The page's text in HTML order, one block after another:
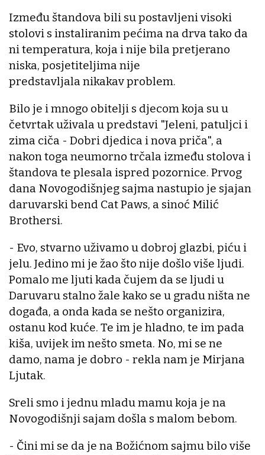
Između štandova bili su postavljeni visoki
stolovi s instaliranim pećima na drva tako da
ni temperatura, koja i nije bila pretjerano
niska, posjetiteljima nije
predstavljala nikakav problem.
Bilo je i mnogo obitelji s djecom koja su u
četvrtak uživala u predstavi "Jeleni, patuljci i
zima ciča - Dobri djedica i nova priča", a
nakon toga neumorno trčala između stolova i
štandova te plesala ispred pozornice. Prvog
dana Novogodišnjeg sajma nastupio je sjajan
daruvarski bend Cat Paws, a sinoć Milić
Brothersi.
- Evo, stvarno uživamo u dobroj glazbi, piću i
jelu. Jedino mi je žao što nije došlo više ljudi.
Pomalo me ljuti kada čujem da se ljudi u
Daruvaru stalno žale kako se u gradu ništa ne
događa, a onda kada se nešto organizira,
ostanu kod kuće. Te im je hladno, te im pada
kiša, uvijek im nešto smeta. No, mi se ne
damo, nama je dobro - rekla nam je Mirjana
Ljutak.
Sreli smo i jednu mladu mamu koja je na
Novogodišnji sajam došla s malom bebom.
- Čini mi se da je na Božićnom sajmu bilo više